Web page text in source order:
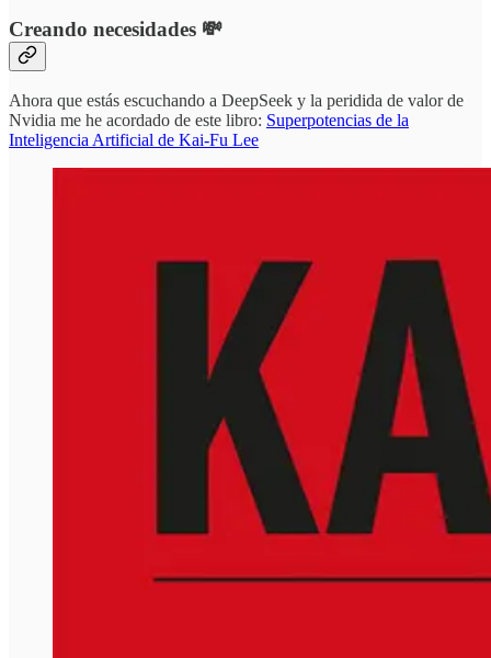
Creando necesidades 💸
Ahora que estás escuchando a DeepSeek y la peridida de valor de
Nvidia me he acordado de este libro: Superpotencias de la
Inteligencia Artificial de Kai-Fu Lee